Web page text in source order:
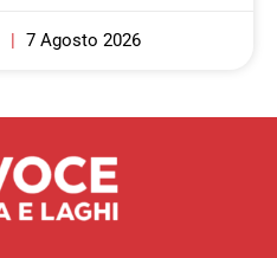
7 Agosto 2026